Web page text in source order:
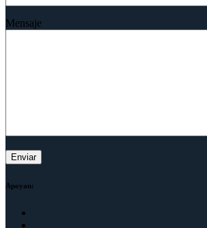
Mensaje
Apoyan: